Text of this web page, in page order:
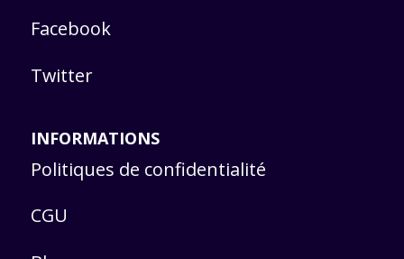
Facebook
Twitter
INFORMATIONS
Politiques de confidentialité
CGU